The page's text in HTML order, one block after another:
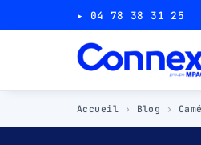
▸ 04 78 38 31 25
Accueil › Blog ›